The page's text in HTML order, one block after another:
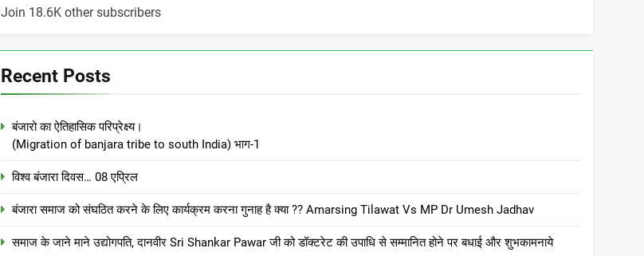
Join 18.6K other subscribers
Recent Posts
बंजारो का ऐतिहासिक परिप्रेक्ष्य।
(Migration of banjara tribe to south India) भाग-1
विश्व बंजारा दिवस… 08 एप्रिल
बंजारा समाज को संघठित करने के लिए कार्यक्रम करना गुनाह है क्या ?? Amarsing Tilawat Vs MP Dr Umesh Jadhav
समाज के जाने माने उद्योगपति, दानवीर Sri Shankar Pawar जी को डॉक्टरेट की उपाधि से सम्मानित होने पर बधाई और शुभकामनाये